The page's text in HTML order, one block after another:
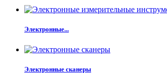
Электронные...
Электронные сканеры